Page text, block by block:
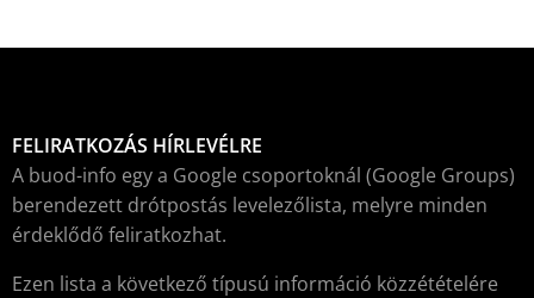
FELIRATKOZÁS HÍRLEVÉLRE
A buod-info egy a Google csoportoknál (Google Groups)
berendezett drótpostás levelezőlista, melyre minden
érdeklődő feliratkozhat.
Ezen lista a következő típusú információ közzétételére